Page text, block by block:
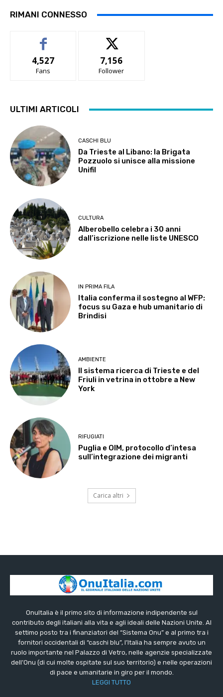
RIMANI CONNESSO
4,527
Fans
7,156
Follower
ULTIMI ARTICOLI
CASCHI BLU
Da Trieste al Libano: la Brigata
Pozzuolo si unisce alla missione
Unifil
CULTURA
Alberobello celebra i 30 anni
dall’iscrizione nelle liste UNESCO
IN PRIMA FILA
Italia conferma il sostegno al WFP:
focus su Gaza e hub umanitario di
Brindisi
AMBIENTE
Il sistema ricerca di Trieste e del
Friuli in vetrina in ottobre a New
York
RIFUGIATI
Puglia e OIM, protocollo d’intesa
sull’integrazione dei migranti
Carica altri
OnuItalia è il primo sito di informazione indipendente sul
contributo degli italiani alla vita e agli ideali delle Nazioni Unite. Al
settimo posto tra i finanziatori del “Sistema Onu” e al primo tra i
fornitori occidentali di “caschi blu”, l’Italia ha sempre avuto un
ruolo importante nel Palazzo di Vetro, nelle agenzie specializzate
dell’Onu (di cui molte ospitate sul suo territorio) e nelle operazioni
di pace e umanitarie in giro per il mondo.
LEGGI TUTTO